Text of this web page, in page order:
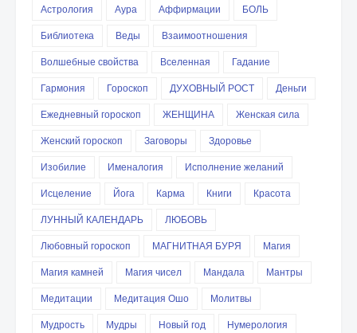
Астрология Аура Аффирмации
БОЛЬ
Библиотека
Веды
Взаимоотношения
Волшебные свойства
Вселенная
Гадание
Гармония
Гороскоп ДУХОВНЫЙ РОСТ
Деньги
Ежедневный гороскоп
ЖЕНЩИНА
Женская сила
Женский гороскоп
Заговоры
Здоровье
Изобилие
Именалогия
Исполнение желаний
Исцеление
Йога Карма Книги
Красота
ЛУННЫЙ КАЛЕНДАРЬ
ЛЮБОВЬ
Любовный гороскоп
МАГНИТНАЯ БУРЯ
Магия
Магия камней
Магия чисел Мандала
Мантры
Медитации
Медитация Ошо
Молитвы
Мудрость
Мудры Новый год
Нумерология